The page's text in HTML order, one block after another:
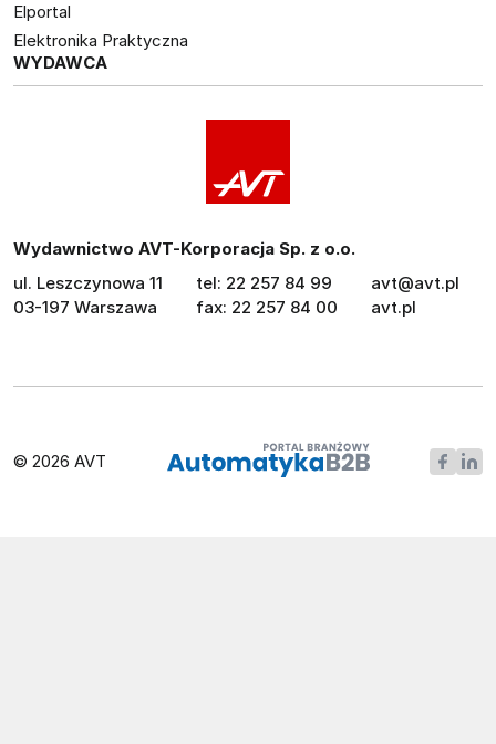
Elportal
Elektronika Praktyczna
WYDAWCA
Wydawnictwo AVT-Korporacja Sp. z o.o.
ul. Leszczynowa 11
03-197 Warszawa
tel: 22 257 84 99
fax: 22 257 84 00
avt@avt.pl
avt.pl
© 2026 AVT